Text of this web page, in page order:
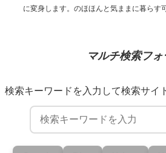
に変身します。のほほんと気ままに暮らす
マルチ検索フォ
検索キーワードを入力して検索サイ